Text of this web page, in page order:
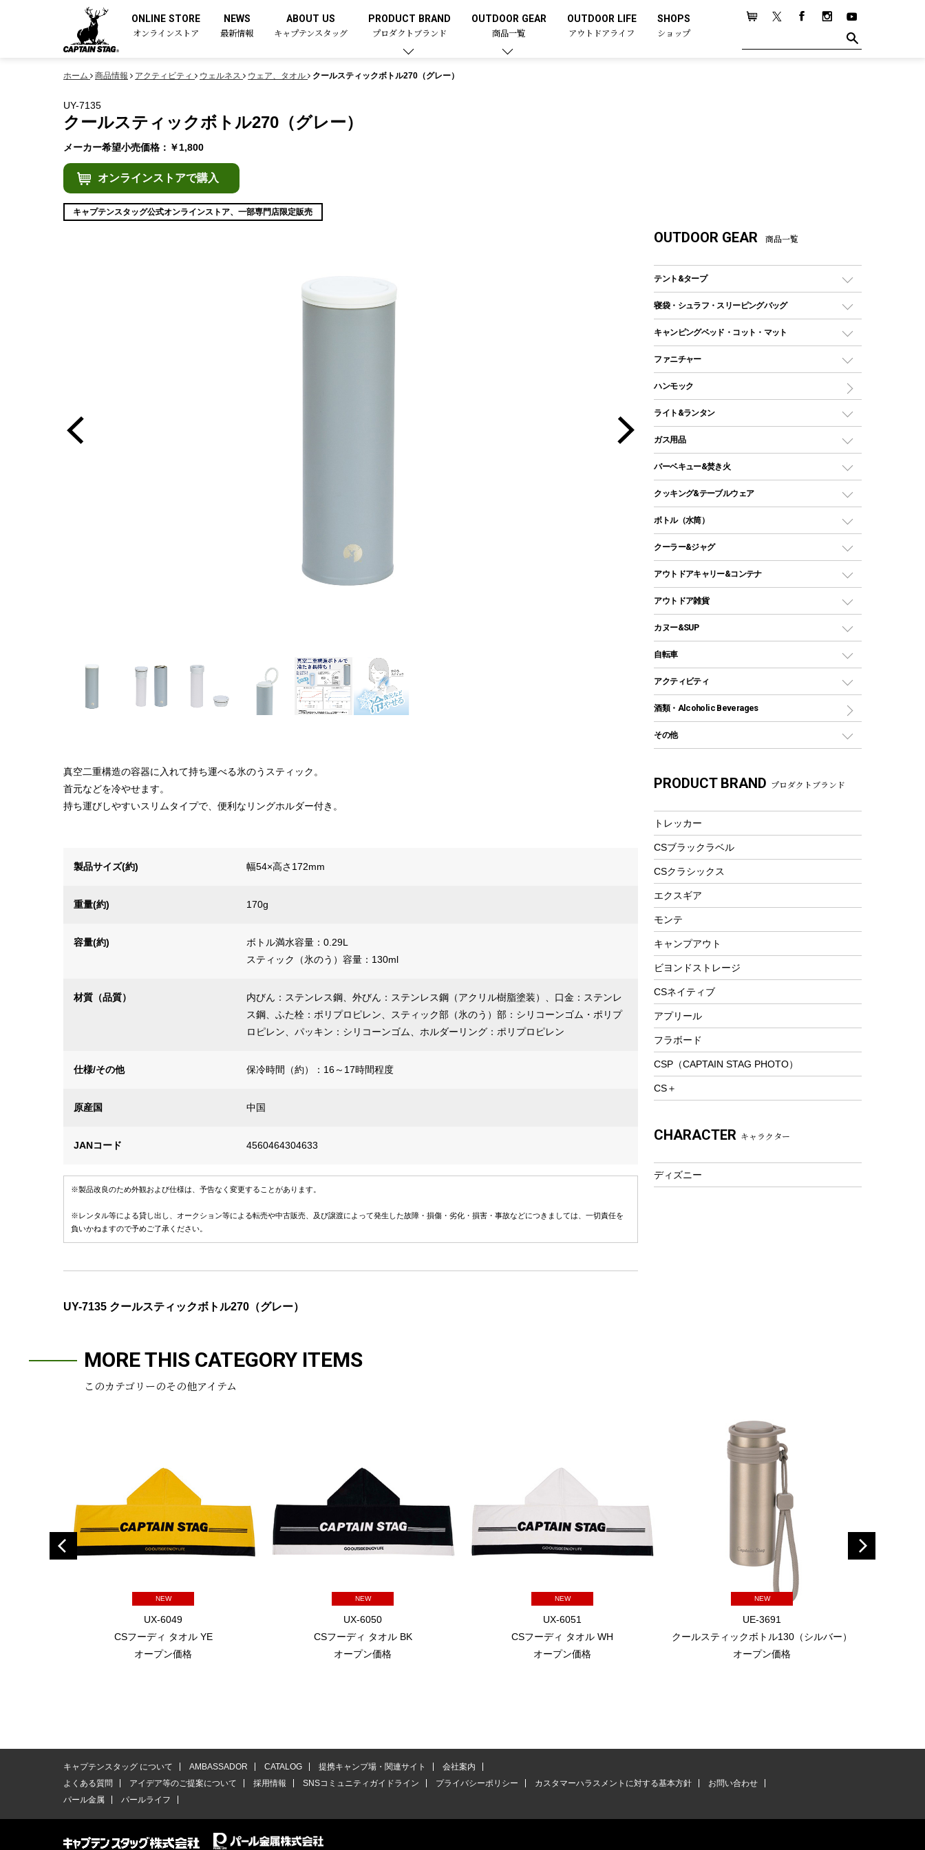
ONLINE STORE
オンラインストア
NEWS
最新情報
ABOUT US
キャプテンスタッグ
PRODUCT BRAND
プロダクトブランド
OUTDOOR GEAR
商品一覧
OUTDOOR LIFE
アウトドアライフ
SHOPS
ショップ
ホーム 商品情報 アクティビティ ウェルネス ウェア、タオル クールスティックボトル270（グレー）
UY-7135
クールスティックボトル270（グレー）
メーカー希望小売価格：￥1,800
オンラインストアで購入
キャプテンスタッグ公式オンラインストア、一部専門店限定販売
真空二重構造の容器に入れて持ち運べる氷のうスティック。
首元などを冷やせます。
持ち運びしやすいスリムタイプで、便利なリングホルダー付き。
製品サイズ(約) 幅54×高さ172mm
重量(約) 170g
容量(約)
ボトル満水容量：0.29L
スティック（氷のう）容量：130ml
材質（品質）
内びん：ステンレス鋼、外びん：ステンレス鋼（アクリル樹脂塗装）、口金：ステンレ
ス鋼、ふた栓：ポリプロピレン、スティック部（氷のう）部：シリコーンゴム・ポリプ
ロピレン、パッキン：シリコーンゴム、ホルダーリング：ポリプロピレン
仕様/その他 保冷時間（約）：16～17時間程度
原産国 中国
JANコード 4560464304633
※製品改良のため外観および仕様は、予告なく変更することがあります。
※レンタル等による貸し出し、オークション等による転売や中古販売、及び譲渡によって発生した故障・損傷・劣化・損害・事故などにつきましては、一切責任を
負いかねますので予めご了承ください。
UY-7135 クールスティックボトル270（グレー）
OUTDOOR GEAR 商品一覧
テント&タープ
テント
ツールームテント
ワンポールテント
シェルターテント
ソロテント
ロッジ型・オリジナルテント
タープ
スクエアタープ（レクタタープ）
メッシュタープ
自立式タープ
パラソル
テントアクセサリー
ペグ
ポール
グランドシート
ツール
寝袋・シュラフ・スリーピングバッグ
レクタングラー型（封筒型）シュラフ
インナーシュラフ
キャンピングベッド・コット・マット
キャンピングベッド・コット
インフレータブルマット
ファニチャー
アウトドアテーブル
レジャーシート
ハンモック
ライト&ランタン
LEDランタン
ガスランタン
オイルランタン
LEDライト
ヘッドライト
キャンドル
ガス用品
ガスバーナー
ガス缶
ガストーチ、ライター
バーベキュー&焚き火
バーベキューコンロ、グリル
焚き火台タイプ（ロースタイル）グリル
卓上タイプグリル
パーティータイプグリル
ソロキャンプ用グリル
鉄板、アミ
焚き火台&ストーブ
火起こし
バーベキューツール
燃料・着火剤・炭
クッキング&テーブルウェア
ダッチオーブン
ホットサンドメーカー
クッカーセット
シェラカップ
クッキングツール
ナイフ
カトラリー
マグカップ、カップ
フードボトル
コーヒー&ミル
トレー
ランチョンマット
ランチボックス
ピクニックセット
ボトル（水筒）
ステンレスボトル
コップ付きタイプ
ワンタッチタイプ
プラスチックボトル
ディズニーボトル
クーラー&ジャグ
クーラーボックス
クーラーバッグ
ウォータージャグ
保冷剤
アウトドアキャリー&コンテナ
アウトドアキャリー
アウトドア雑貨
バックパック&バッグ
リュック、バックパック
トートバッグ、サコッシュ
ショッピングキャリー
その他アウトドア雑貨
レイン
ツール、他
カヌー&SUP
インフレータブル
カヤック
パドル
ヘルメット
アクセサリー
自転車
折りたたみ自転車
スポーツサイクル
シティサイクル
自転車用アクセサリー
自転車ウェア
アクティビティ
マリン
ラッシュガード
テント
フローティングベスト
ヘルメット
エアーポンプ
ウィンター
防寒ウェア
ツール&アクセサリー
トレッキング
トレッキングステッキ
プレイグッズ
ウェルネス
フィットネス
アクセサリー
酒類・Alcoholic Beverages
その他
湯たんぽ
PRODUCT BRAND プロダクトブランド
トレッカー
CSブラックラベル
CSクラシックス
エクスギア
モンテ
キャンプアウト
ビヨンドストレージ
CSネイティブ
アプリール
フラボード
CSP（CAPTAIN STAG PHOTO）
CS＋
CHARACTER キャラクター
ディズニー
MORE THIS CATEGORY ITEMS
このカテゴリーのその他アイテム
NEW
UX-6049
CSフーディ タオル YE
オープン価格
NEW
UX-6050
CSフーディ タオル BK
オープン価格
NEW
UX-6051
CSフーディ タオル WH
オープン価格
NEW
UE-3691
クールスティックボトル130（シルバー）
オープン価格
キャプテンスタッグ について AMBASSADOR CATALOG 提携キャンプ場・関連サイト
会社案内
よくある質問
アイデア等のご提案について 採用情報 SNSコミュニティガイドライン プライバシーポリシー カスタマーハラスメントに対する基本方針
お問い合わせ
パール金属
パールライフ